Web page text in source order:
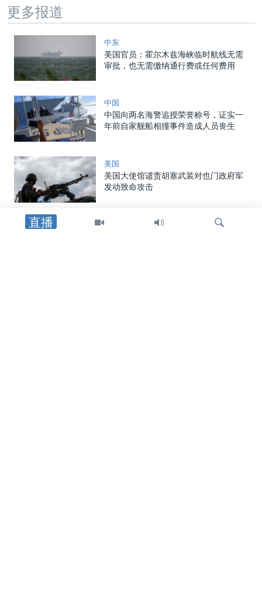
直播
更多报道
中东
美国官员：霍尔木兹海峡临时航线无需
审批，也无需缴纳通行费或任何费用
中国
中国向两名海警追授荣誉称号，证实一
年前自家舰船相撞事件造成人员丧生
美国
美国大使馆谴责胡塞武装对也门政府军
发动致命攻击